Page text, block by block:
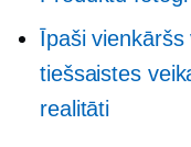
Īpaši
tiešsaistes
realitāti